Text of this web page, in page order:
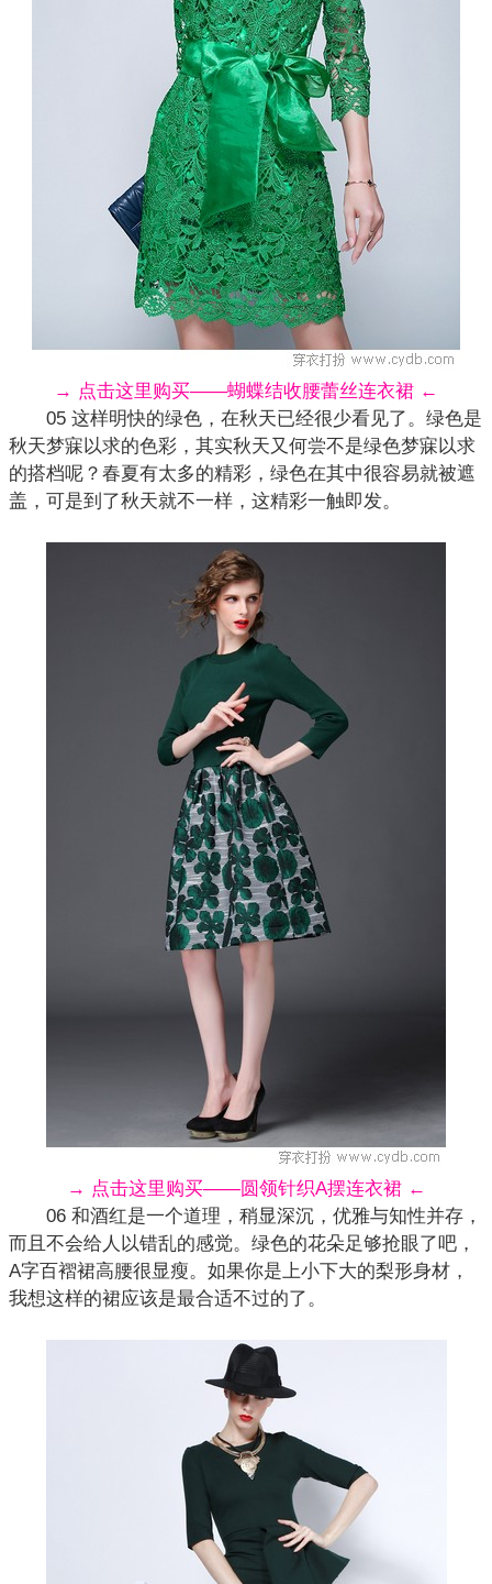
→ 点击这里购买——蝴蝶结收腰蕾丝连衣裙 ←
05 这样明快的绿色，在秋天已经很少看见了。绿色是
秋天梦寐以求的色彩，其实秋天又何尝不是绿色梦寐以求
的搭档呢？春夏有太多的精彩，绿色在其中很容易就被遮
盖，可是到了秋天就不一样，这精彩一触即发。
→ 点击这里购买——圆领针织A摆连衣裙 ←
06 和酒红是一个道理，稍显深沉，优雅与知性并存，
而且不会给人以错乱的感觉。绿色的花朵足够抢眼了吧，
A字百褶裙高腰很显瘦。如果你是上小下大的梨形身材，
我想这样的裙应该是最合适不过的了。